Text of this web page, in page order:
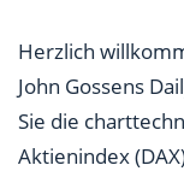
Herzlich
John Gossens
Sie die
Aktienindex